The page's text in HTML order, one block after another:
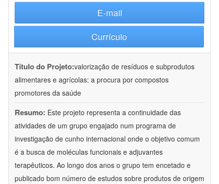
E-mail
Currículo
Título do Projeto:valorização de resíduos e subprodutos
alimentares e agrícolas: a procura por compostos
promotores da saúde
Resumo: Este projeto representa a continuidade das
atividades de um grupo engajado num programa de
investigação de cunho internacional onde o objetivo comum
é a busca de moléculas funcionais e adjuvantes
terapêuticos. Ao longo dos anos o grupo tem encetado e
publicado bom número de estudos sobre produtos de origem